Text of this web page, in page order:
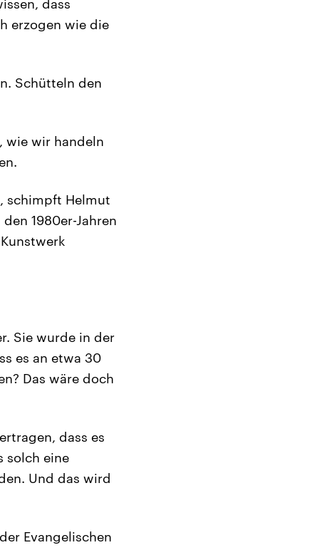
dass
erzogen wie die
Schütteln den
wie wir handeln
schimpft Helmut
1980er-Jahren
Sie wurde in der
es an etwa 30
Das wäre doch
dass es
solch eine
Und das wird
Evangelischen